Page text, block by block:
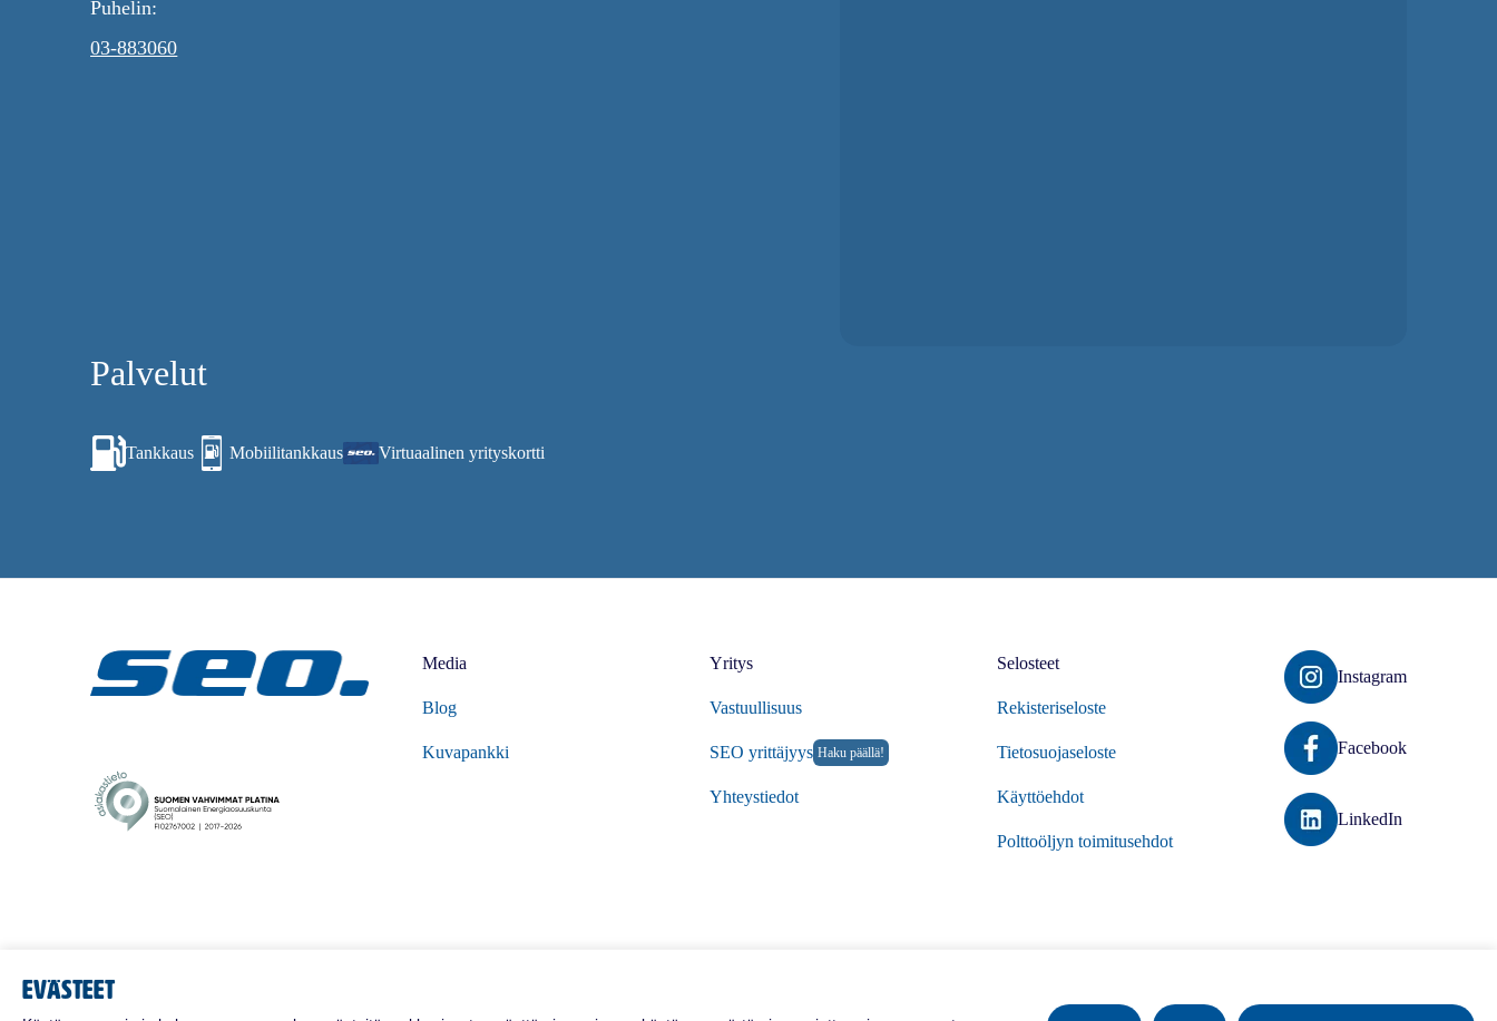
Puhelin:
03-883060
Palvelut
Tankkaus Mobiilitankkaus Virtuaalinen yrityskortti
Media
Blog
Kuvapankki
Yritys
Vastuullisuus
SEO yrittäjyys Haku päällä!
Yhteystiedot
Selosteet
Rekisteriseloste
Tietosuojaseloste
Käyttöehdot
Polttoöljyn toimitusehdot
Instagram
Facebook
LinkedIn
Evästeet